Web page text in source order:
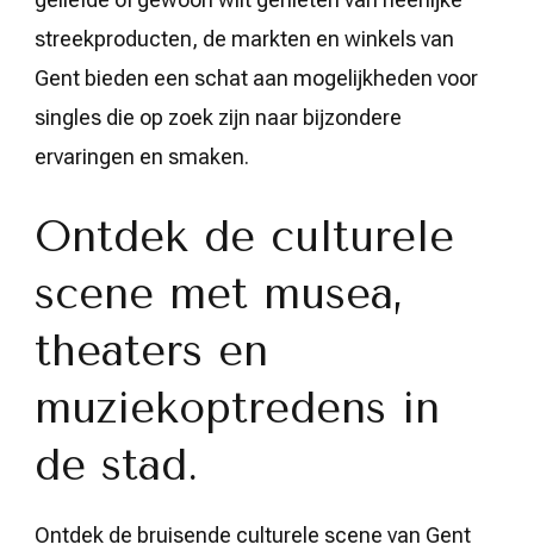
streekproducten, de markten en winkels van
Gent bieden een schat aan mogelijkheden voor
singles die op zoek zijn naar bijzondere
ervaringen en smaken.
Ontdek de culturele
scene met musea,
theaters en
muziekoptredens in
de stad.
Ontdek de bruisende culturele scene van Gent